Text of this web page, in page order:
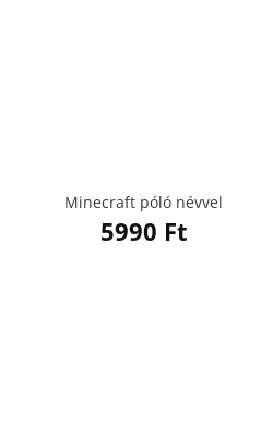
Minecraft póló névvel
5990 Ft